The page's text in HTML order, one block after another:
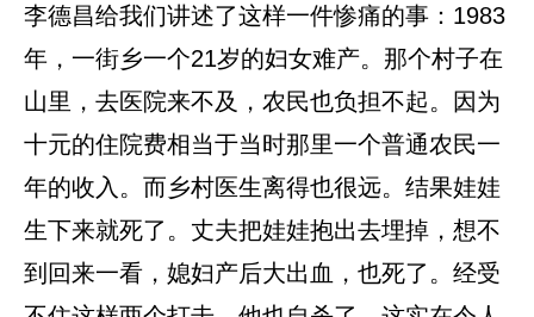
李德昌给我们讲述了这样一件惨痛的事：1983
年，一街乡一个21岁的妇女难产。那个村子在
山里，去医院来不及，农民也负担不起。因为
十元的住院费相当于当时那里一个普通农民一
年的收入。而乡村医生离得也很远。结果娃娃
生下来就死了。丈夫把娃娃抱出去埋掉，想不
到回来一看，媳妇产后大出血，也死了。经受